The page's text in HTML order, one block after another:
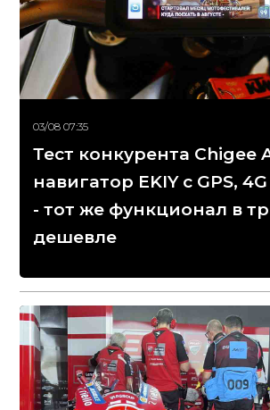
03/08 07:35
Тест конкурента Chigee
навигатор EKIY с GPS,
- тот же функционал в
дешевле